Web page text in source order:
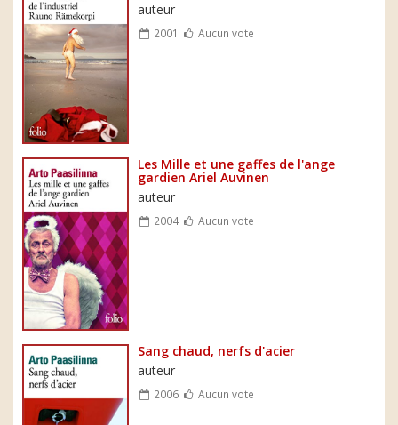
auteur
2001 Aucun vote
Les Mille et une gaffes de l'ange
gardien Ariel Auvinen
auteur
2004 Aucun vote
Sang chaud, nerfs d'acier
auteur
2006 Aucun vote